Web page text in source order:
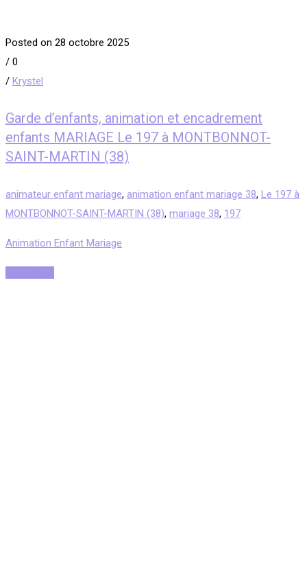
Posted on 28 octobre 2025
/ 0
/ Krystel
Garde d’enfants, animation et encadrement
enfants MARIAGE Le 197 à MONTBONNOT-
SAINT-MARTIN (38)
animateur enfant mariage, animation enfant mariage 38, Le 197 à
MONTBONNOT-SAINT-MARTIN (38), mariage 38, 197
Animation Enfant Mariage